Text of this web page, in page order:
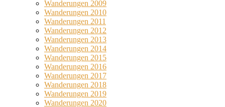
Wanderungen 2009
Wanderungen 2010
Wanderungen 2011
Wanderungen 2012
Wanderungen 2013
Wanderungen 2014
Wanderungen 2015
Wanderungen 2016
Wanderungen 2017
Wanderungen 2018
Wanderungen 2019
Wanderungen 2020